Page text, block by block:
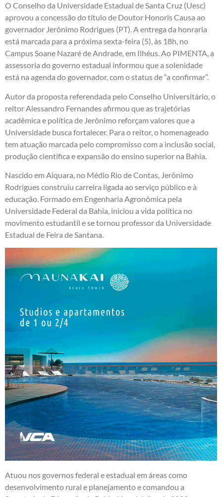
O Conselho da Universidade Estadual de Santa Cruz (Uesc)
aprovou a concessão do título de Doutor Honoris Causa ao
governador Jerônimo Rodrigues (PT). A entrega da honraria
está marcada para a próxima sexta-feira (5), às 18h, no
Campus Soane Nazaré de Andrade, em Ilhéus. Ao PIMENTA, a
assessoria do governo estadual informou que a solenidade
está na agenda do governador, com o status de “a confirmar”.
Autor da proposta referendada pelo Conselho Universitário, o
reitor Alessandro Fernandes afirmou que as trajetórias
acadêmica e política de Jerônimo reforçam valores que a
Universidade busca fortalecer. Para o reitor, o homenageado
tem atuação marcada pelo compromisso com a inclusão social,
produção científica e expansão do ensino superior na Bahia.
Nascido em Aiquara, no Médio Rio de Contas, Jerônimo
Rodrigues construiu carreira ligada ao serviço público e à
educação. Formado em Engenharia Agronômica pela
Universidade Federal da Bahia, iniciou a vida política no
movimento estudantil e se tornou professor da Universidade
Estadual de Feira de Santana.
Atuou nos governos federal e estadual em áreas como
desenvolvimento rural e planejamento e comandou a